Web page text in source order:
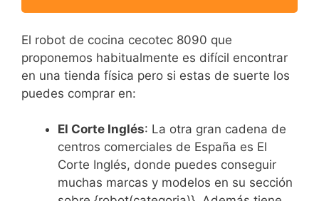
El robot de cocina cecotec 8090 que
proponemos habitualmente es difícil encontrar
en una tienda física pero si estas de suerte los
puedes comprar en:
El Corte Inglés: La otra gran cadena de
centros comerciales de España es El
Corte Inglés, donde puedes conseguir
muchas marcas y modelos en su sección